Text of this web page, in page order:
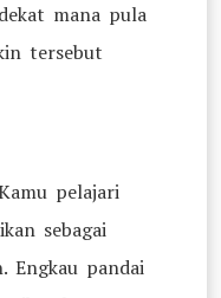
mana pula
tersebut
pelajari
sebagai
Engkau pandai